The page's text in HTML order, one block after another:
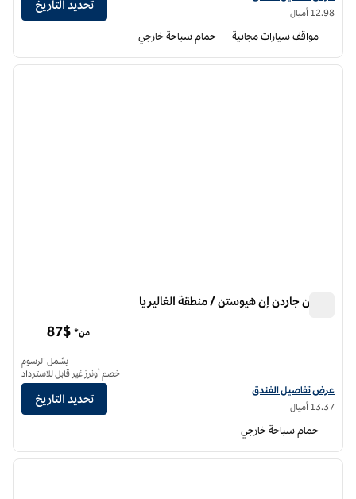
12.98 أميال
تحديد التاريخ
مواقف سيارات مجانية حمام سباحة خارجي
1 من 12
الصورة
هيلتون جاردن إن هيوستن / منطقة الغاليريا
عرض تفاصيل الفندق لفندق فنادق هيلتون جاردن إن هيوستن/ منطقة جاليريا
عرض تفاصيل الفندق
13.37 أميال
من* 87$
يشمل الرسوم
خصم أونرز غير قابل للاسترداد
تحديد التاريخ
حمام سباحة خارجي
1 من 12
الصورة